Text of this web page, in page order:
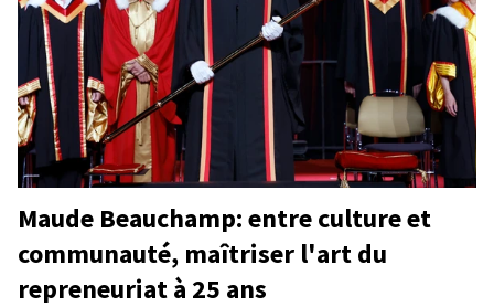
Maude Beauchamp: entre culture et
communauté, maîtriser l'art du
repreneuriat à 25 ans